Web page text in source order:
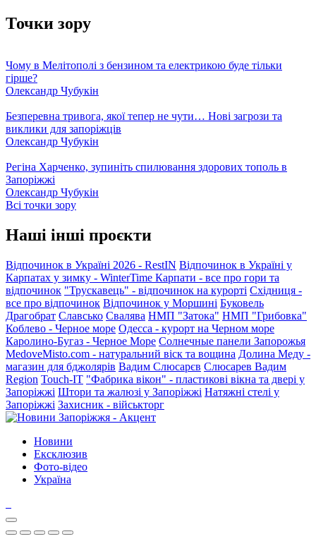
Точки зору
Чому в Мелітополі з бензином та електрикою буде тільки
гірше?
Олександр Чубукін
Безперевна тривога, якої тепер не чути… Нові загрози та
виклики для запоріжців
Олександр Чубукін
Регіна Харченко, зупиніть спилювання здорових тополь в
Запоріжжі
Олександр Чубукін
Всі точки зору
Наші інші проєкти
Відпочинок в Україні 2026 - RestIN Відпочинок в Україні у
Карпатах у зимку - WinterTime Карпати - все про гори та
відпочинок "Трускавець" - відпочинок на курорті Східниця -
все про відпочинок Відпочинок у Моршині Буковель
Драгобрат Славсько Свалява НМП "Затока" НМП "Грибовка"
Коблево - Черное море Одесса - курорт на Черном море
Каролино-Бугаз - Черное Море Солнечные панели Запорожья
MedoveMisto.com - натуральний віск та вощина Долина Меду -
магазин для бджолярів Вадим Слюсарєв Слюсарев Вадим
Region Touch-IT "Фабрика вікон" - пластикові вікна та двері у
Запоріжжі Штори та жалюзі у Запоріжжі Натяжні стелі у
Запоріжжі Захисник - військторг
Новини
Ексклюзив
Фото-відео
Україна